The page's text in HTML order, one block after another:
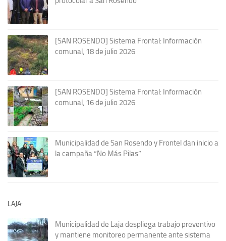
[SAN ROSENDO] Sistema Frontal: Información
comunal, 18 de julio 2026
[SAN ROSENDO] Sistema Frontal: Información
comunal, 16 de julio 2026
Municipalidad de San Rosendo y Frontel dan inicio a
la campaña “No Más Pilas”
LAJA:
Municipalidad de Laja despliega trabajo preventivo
y mantiene monitoreo permanente ante sistema